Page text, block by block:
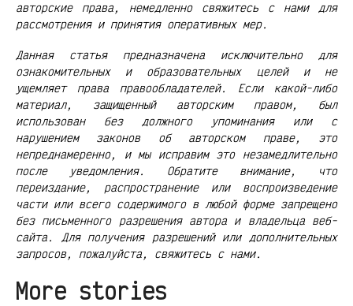
авторские права, немедленно свяжитесь с нами для
рассмотрения и принятия оперативных мер.
Данная статья предназначена исключительно для
ознакомительных и образовательных целей и не
ущемляет права правообладателей. Если какой-либо
материал, защищенный авторским правом, был
использован без должного упоминания или с
нарушением законов об авторском праве, это
непреднамеренно, и мы исправим это незамедлительно
после уведомления. Обратите внимание, что
переиздание, распространение или воспроизведение
части или всего содержимого в любой форме запрещено
без письменного разрешения автора и владельца веб-
сайта. Для получения разрешений или дополнительных
запросов, пожалуйста, свяжитесь с нами.
More stories